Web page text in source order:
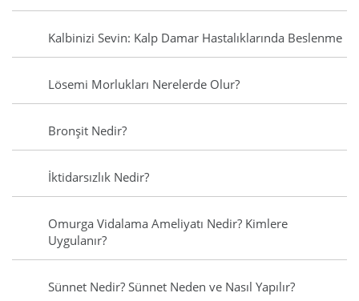
Kalbinizi Sevin: Kalp Damar Hastalıklarında Beslenme
Lösemi Morlukları Nerelerde Olur?
Bronşit Nedir?
İktidarsızlık Nedir?
Omurga Vidalama Ameliyatı Nedir? Kimlere
Uygulanır?
Sünnet Nedir? Sünnet Neden ve Nasıl Yapılır?